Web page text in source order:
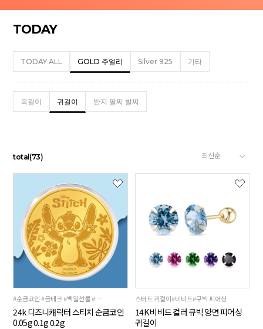
TODAY
TODAY ALL GOLD 주얼리 Silver 925 기타
목걸이 귀걸이 반지 팔찌 발찌
total (73)
#순금코인 #금테크 #백일선물 #돌선물
24k 디즈니캐릭터 스티치 순금코인
0.05g 0.1g 0.2g
스터드 귀걸이#비비드#큐빅 피어싱
14K 비비드 컬러 큐빅 양면 피어싱
귀걸이